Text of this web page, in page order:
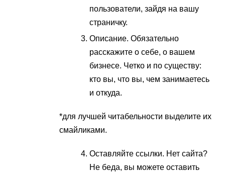
пользователи, зайдя на вашу
страничку.
Описание. Обязательно
расскажите о себе, о вашем
бизнесе. Четко и по существу:
кто вы, что вы, чем занимаетесь
и откуда.
*для лучшей читабельности выделите их
смайликами.
Оставляйте ссылки. Нет сайта?
Не беда, вы можете оставить